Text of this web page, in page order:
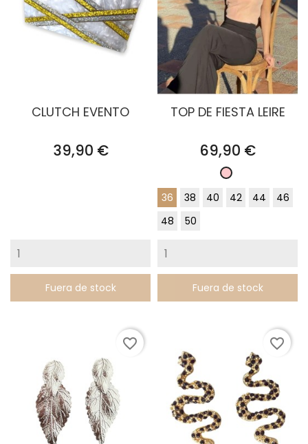
CLUTCH EVENTO
Precio
39,90 €
Fuera de stock
TOP DE FIESTA LEIRE
Precio
69,90 €
Rosa
Palo
36 38 40 42 44
46
48
50
Fuera de stock
favorite_border favorite_border